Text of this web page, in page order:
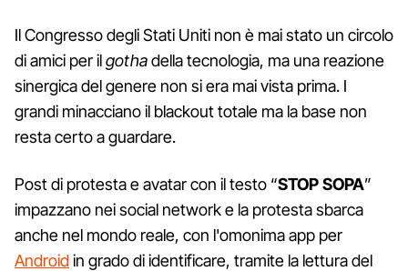
Il Congresso degli Stati Uniti non è mai stato un circolo
di amici per ilgothadella tecnologia, ma una reazione
sinergica del genere non si era mai vista prima. I
grandi minacciano il blackout totale ma la base non
resta certo a guardare.
Post di protesta e avatar con il testo “STOP SOPA”
impazzano nei social network e la protesta sbarca
anche nel mondo reale, con l'omonima app per
Androidin grado di identificare, tramite la lettura del